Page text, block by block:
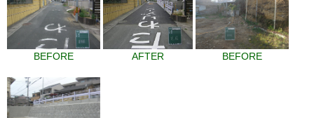
BEFORE AFTER BEFORE